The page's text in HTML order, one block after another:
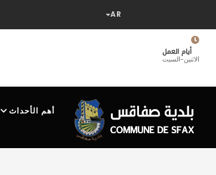
المحتوى
الرئيسيأيام العمل
الاثنين-السبت
NAVIGATION
أهم الأحداث